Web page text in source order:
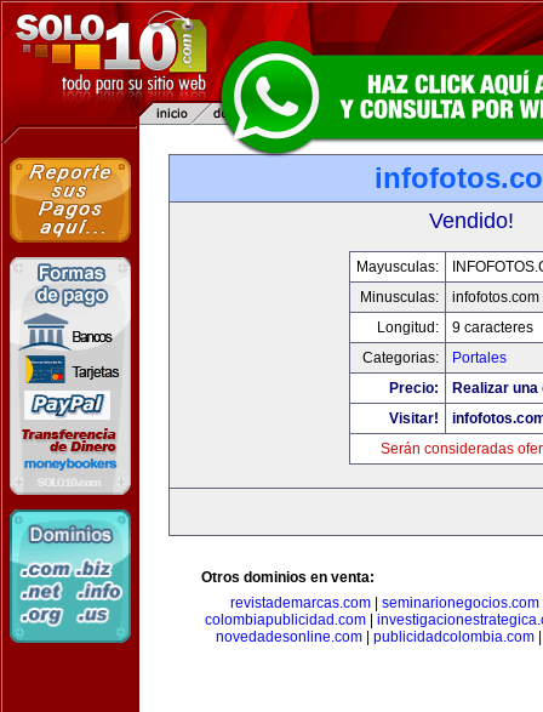
Vendido!
Mayusculas:
Minusculas:
infofotos.com
Longitud:
9 caracteres
Categorias:
Portales
Precio:
Realizar
Visitar!
Serán consideradas
Otros dominios en venta:
revistademarcas.com
seminarionegocios.com
colombiapublicidad.com
novedadesonline.com
publicidadcolombia.com